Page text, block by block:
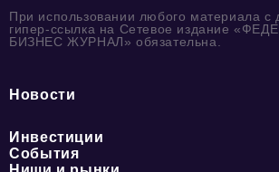
При использовании любого материала с
гипер-ссылка на Сетевое издание
БИЗНЕС ЖУРНАЛ» обязательна.
Новости
Инвестиции
События